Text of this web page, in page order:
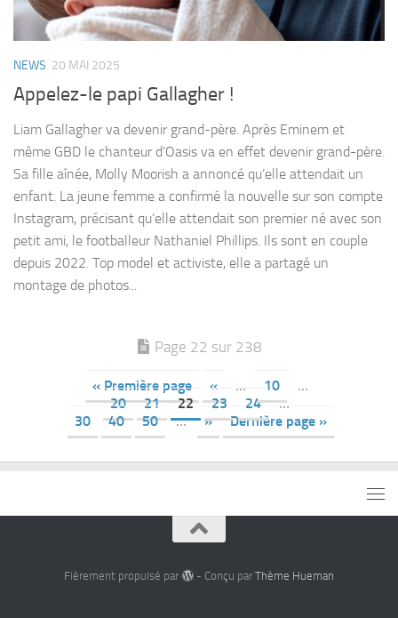
NEWS 20 MAI 2025
Appelez-le papi Gallagher !
Liam Gallagher va devenir grand-père. Après Eminem et
même GBD le chanteur d’Oasis va en effet devenir grand-père.
Sa fille aînée, Molly Moorish a annoncé qu’elle attendait un
enfant. La jeune femme a confirmé la nouvelle sur son compte
Instagram, précisant qu’elle attendait son premier né avec son
petit ami, le footballeur Nathaniel Phillips. Ils sont en couple
depuis 2022. Top model et activiste, elle a partagé un
montage de photos...
Page 22 sur 238
« Première page « … 10
…
20
21 22 23 24
…
30
40 50 … » Dernière page »
Fièrement propulsé par - Conçu par Thème Hueman